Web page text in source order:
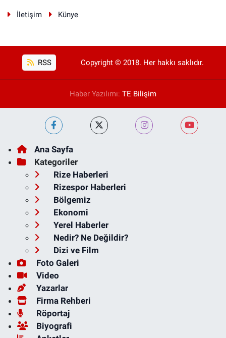
İletişim Künye
RSS Copyright © 2018. Her hakkı saklıdır.
Haber Yazılımı: TE Bilişim
Ana Sayfa
Kategoriler
Rize Haberleri
Rizespor Haberleri
Bölgemiz
Ekonomi
Yerel Haberler
Nedir? Ne Değildir?
Dizi ve Film
Foto Galeri
Video
Yazarlar
Firma Rehberi
Röportaj
Biyografi